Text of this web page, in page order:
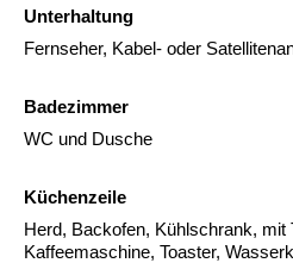
Unterhaltung
Fernseher, Kabel- oder
Badezimmer
WC und Dusche
Küchenzeile
Herd, Backofen, Kühlschrank, mit
Kaffeemaschine, Toaster,